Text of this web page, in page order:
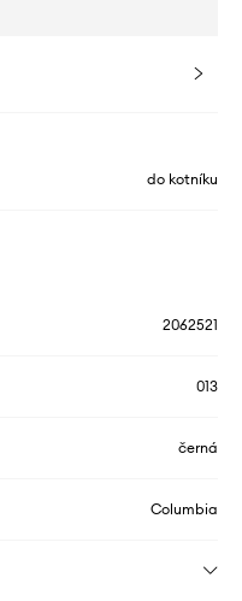
do kotníku
2062521
013
černá
Columbia